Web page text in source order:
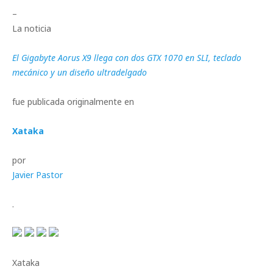
–
La noticia
El Gigabyte Aorus X9 llega con dos GTX 1070 en SLI, teclado
mecánico y un diseño ultradelgado
fue publicada originalmente en
Xataka
por
Javier Pastor
.
Xataka